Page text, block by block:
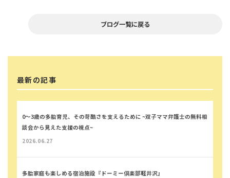
ブログ一覧に戻る
最新の記事
0～3歳の多胎育児、その苛酷さを支えるために ~双子ママ弁護士の無料相
談会から見えた支援の視点~
2026.06.27
多胎家庭も楽しめる宿泊施設『ドーミー倶楽部軽井沢』